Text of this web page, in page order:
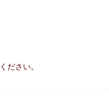
ださい。